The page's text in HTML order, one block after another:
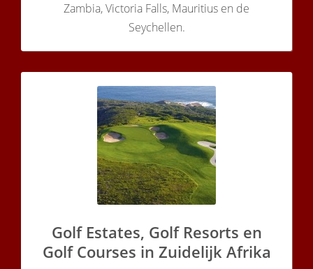
Zambia, Victoria Falls, Mauritius en de
Seychellen.
Golf Estates, Golf Resorts en
Golf Courses in Zuidelijk Afrika